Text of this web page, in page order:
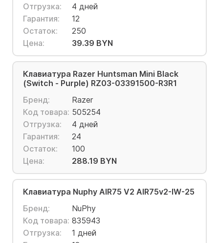
Отгрузка:
4 дней
Гарантия:
12
Остаток:
250
Цена:
39.39 BYN
Клавиатура Razer Huntsman Mini Black
(Switch - Purple) RZ03-03391500-R3R1
Бренд:
Razer
Код товара: 505254
Отгрузка:
4 дней
Гарантия:
24
Остаток:
100
Цена:
288.19 BYN
Клавиатура Nuphy AIR75 V2 AIR75v2-IW-25
Бренд:
NuPhy
Код товара: 835943
Отгрузка:
1 дней